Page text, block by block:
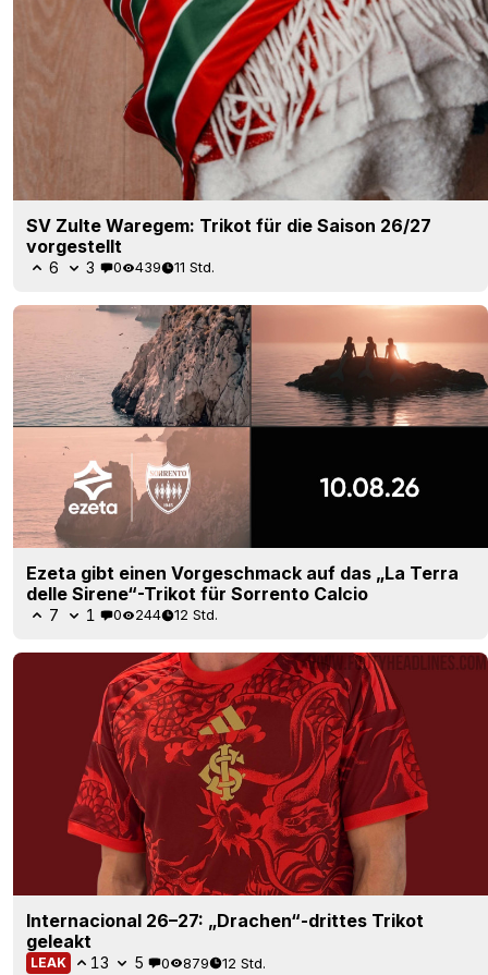
SV Zulte Waregem: Trikot für die Saison 26/27
vorgestellt
6 3 0 439 11 Std.
Ezeta gibt einen Vorgeschmack auf das „La Terra
delle Sirene“-Trikot für Sorrento Calcio
7 1 0 244 12 Std.
Internacional 26–27: „Drachen“-drittes Trikot
geleakt
LEAK 13 5 0 879 12 Std.